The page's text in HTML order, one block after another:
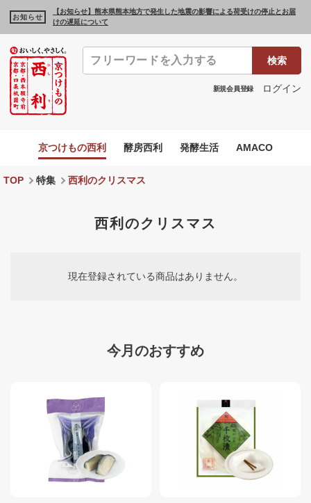
お知らせ
【お知らせ】熊本県熊本地方で発生した地震の影響による荷受けの停止とお届
けの遅延について
検索
新規会員登録 ログイン
京つけもの西利 酵房西利 発酵生活 AMACO
TOP 特集 西利のクリスマス
西利のクリスマス
現在登録されている商品はありません。
今月のおすすめ